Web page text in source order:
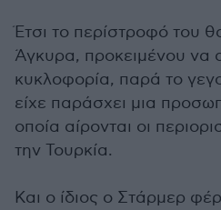
Έτσι το περίστροφό του
Άγκυρα, προκειμένου να
κυκλοφορία, παρά το
είχε παράσχει μια
οποία αίρονται οι
την Τουρκία.
Και ο ίδιος ο Στάρμερ